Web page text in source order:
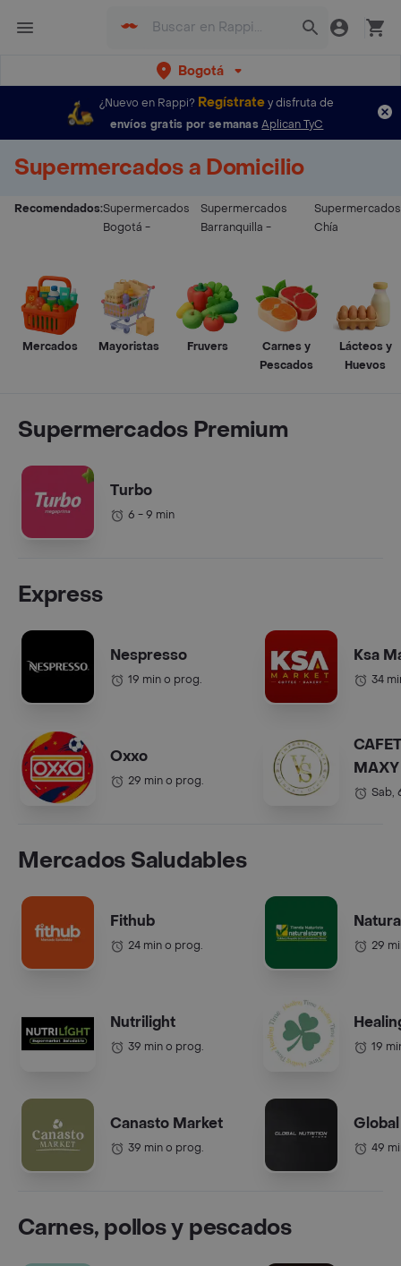
Bogotá
¿Nuevo en Rappi? Regístratey disfruta de
envíos gratis por semanas Aplican TyC
Supermercados a Domicilio
Recomendados:Supermercados
Bogotá -
Supermercados
Barranquilla -
Supermercados
Chía
Mercados Mayoristas Fruvers
Carnes y
Pescados
Lácteos y
Huevos
Supermercados Premium
Turbo
6 - 9 min
Express
Nespresso
19 min o prog.
Oxxo
29 min o prog.
Ksa
34
COL.).
Sab,
Mercados Saludables
Fithub
24 min o prog.
Nutrilight
39 min o prog.
Canasto Market
39 min o prog.
29
19
49
Carnes, pollos y pescados